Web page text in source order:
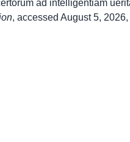
ad intelligentiam
, accessed August 5, 2026,